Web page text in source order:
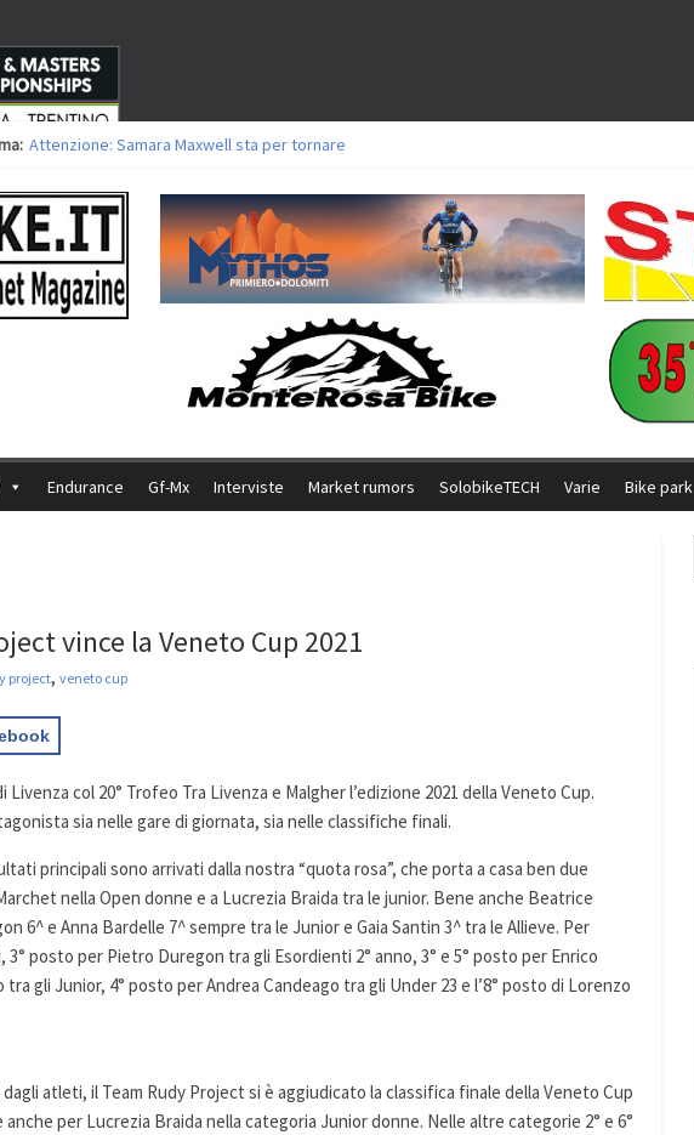
Attenzione: Samara Maxwell sta per tornare
Europei XCO: vittorie per Ghibaudo, Grossmann e Gallis. Signorelli 5^ la migliore tra gli italiani
35ª Marathon Bike della Brianza: l’ultima sfida agonistica di una leggendaria storia
Europei MTB: il Team Relay firma il secondo argento azzurro a Monteceneri
Endurance Gf-Mx Interviste Market rumors SolobikeTECH Varie Bike park
vince la Veneto Cup 2021
project, veneto cup
Livenza col 20° Trofeo Tra Livenza e Malgher l’edizione 2021 della Veneto Cup.
sia nelle gare di giornata, sia nelle classifiche finali.
principali sono arrivati dalla nostra “quota rosa”, che porta a casa ben due
nella Open donne e a Lucrezia Braida tra le junior. Bene anche Beatrice
6^ e Anna Bardelle 7^ sempre tra le Junior e Gaia Santin 3^ tra le Allieve. Per
posto per Pietro Duregon tra gli Esordienti 2° anno, 3° e 5° posto per Enrico
gli Junior, 4° posto per Andrea Candeago tra gli Under 23 e l’8° posto di Lorenzo
atleti, il Team Rudy Project si è aggiudicato la classifica finale della Veneto Cup
per Lucrezia Braida nella categoria Junior donne. Nelle altre categorie 2° e 6°